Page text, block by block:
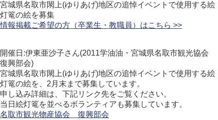
宮城県名取市閖上(ゆりあげ)地区の追悼イベントで使用する絵
灯篭の絵を募集
情報掲載ご希望の方（卒業生・教職員）はこちら >>
開催日:伊東亜沙子さん(2011学油油・宮城県名取市観光協会
復興部会)
宮城県名取市閖上(ゆりあげ)地区の追悼イベントで使用する絵
灯篭の絵を、2月末まで募集しています。
申し込み詳細は、下記リンク先をご覧ください。
当日絵灯篭を並べるボランティアも募集しています。
名取市観光物産協会 復興部会